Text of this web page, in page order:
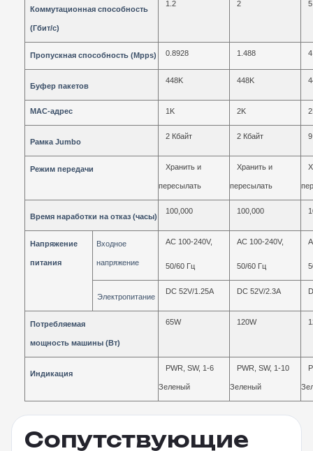
Коммутационная способность
(Гбит/с)
1.2 2
Пропускная способность (Mpps) 0.8928 1.488
Буфер пакетов
448K 448K
MAC-адрес 1K 2K
Рамка Jumbo
2 Кбайт 2 Кбайт
Режим передачи Хранить и
пересылать
Хранить и
пересылать
Время наработки на отказ (часы)
100,000 100,000
Напряжение
питания
Входное
напряжение
AC 100-240V,
50/60 Гц
AC 100-240V,
50/60 Гц
Электропитание
DC 52V/1.25A DC 52V/2.3A
Потребляемая
мощность машины (Вт)
65W 120W
Индикация
PWR, SW, 1-6
Зеленый
PWR, SW, 1-10
Зеленый
Сопутствующие